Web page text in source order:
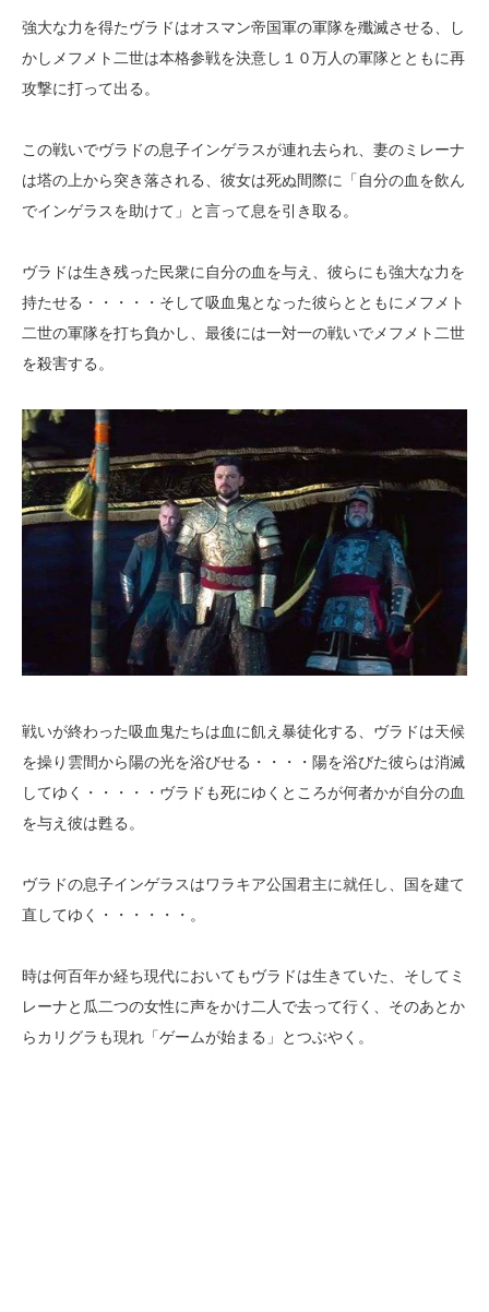
強大な力を得たヴラドはオスマン帝国軍の軍隊を殲滅させる、し
かしメフメト二世は本格参戦を決意し１０万人の軍隊とともに再
攻撃に打って出る。
この戦いでヴラドの息子インゲラスが連れ去られ、妻のミレーナ
は塔の上から突き落される、彼女は死ぬ間際に「自分の血を飲ん
でインゲラスを助けて」と言って息を引き取る。
ヴラドは生き残った民衆に自分の血を与え、彼らにも強大な力を
持たせる・・・・・そして吸血鬼となった彼らとともにメフメト
二世の軍隊を打ち負かし、最後には一対一の戦いでメフメト二世
を殺害する。
戦いが終わった吸血鬼たちは血に飢え暴徒化する、ヴラドは天候
を操り雲間から陽の光を浴びせる・・・・陽を浴びた彼らは消滅
してゆく・・・・・ヴラドも死にゆくところが何者かが自分の血
を与え彼は甦る。
ヴラドの息子インゲラスはワラキア公国君主に就任し、国を建て
直してゆく・・・・・・。
時は何百年か経ち現代においてもヴラドは生きていた、そしてミ
レーナと瓜二つの女性に声をかけ二人で去って行く、そのあとか
らカリグラも現れ「ゲームが始まる」とつぶやく。